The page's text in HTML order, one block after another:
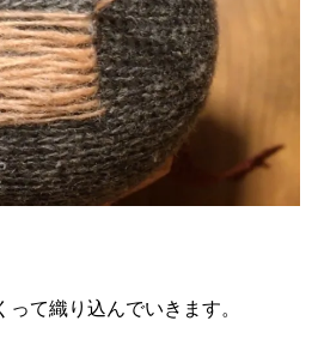
て織り込んでいきます。